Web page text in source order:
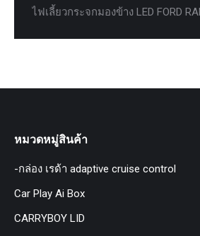
ไฟเลี้ยวกระจกมองข้าง LED FORD
หมวดหมู่สินค้า
-กล่อง เรด้า adaptive cruise control
Car Play Ai Box
CARRYBOY LID